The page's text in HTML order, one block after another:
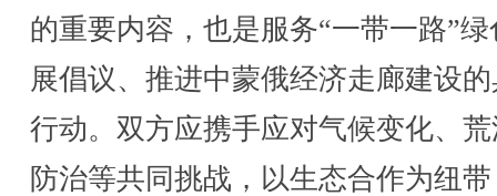
的重要内容，也是服务“一带一路”绿
展倡议、推进中蒙俄经济走廊建设
行动。双方应携手应对气候变化、
防治等共同挑战，以生态合作为纽